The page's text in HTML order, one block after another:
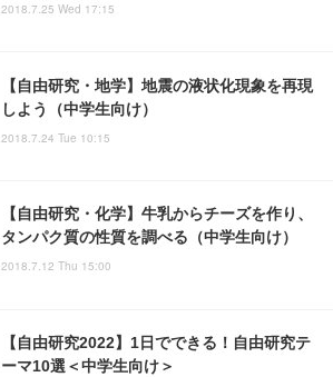
2018.7.25 Wed 17:15
【自由研究・地学】地震の液状化現象を再現
しよう（中学生向け）
2018.7.24 Tue 10:15
【自由研究・化学】牛乳からチーズを作り、
タンパク質の性質を調べる（中学生向け）
2018.7.12 Thu 15:00
【自由研究2022】1日でできる！自由研究テ
ーマ10選＜中学生向け＞